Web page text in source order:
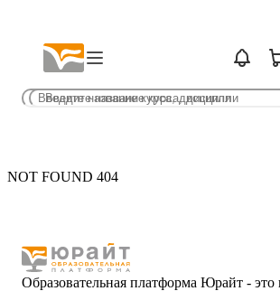
NOT FOUND 404
Образовательная платформа Юрайт -